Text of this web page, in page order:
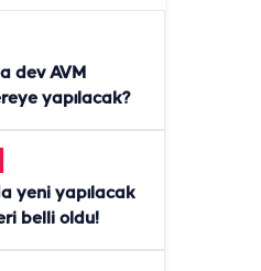
dev AVM
yapılacak?
yeni yapılacak
belli oldu!